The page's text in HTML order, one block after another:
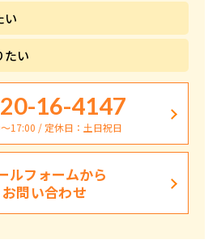
い
たい
16-4147
17:00 / 定休日：土日祝日
ルフォームから
お問い合わせ